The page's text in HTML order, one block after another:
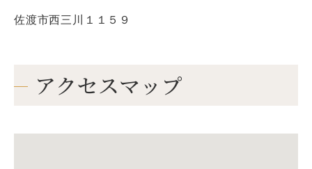
佐渡市西三川１１５９
アクセスマップ